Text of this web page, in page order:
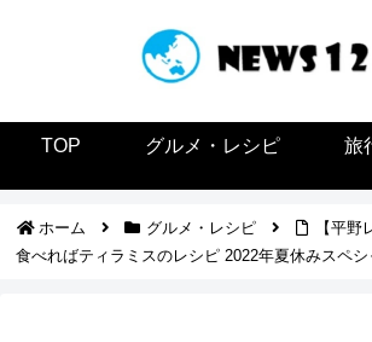
TOP グルメ・レシピ 旅
ホーム グルメ・レシピ
【平野
食べればティラミスのレシピ 2022年夏休みスペシ